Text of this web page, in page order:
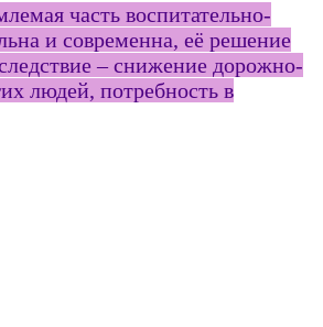
часть воспитательно-
и современна, её решение
– снижение дорожно-
людей, потребность в